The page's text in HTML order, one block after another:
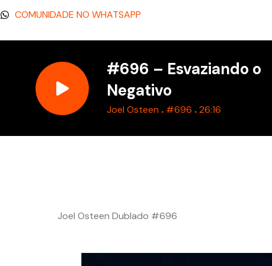
COMUNIDADE NO WHATSAPP
#696 – Esvaziando o
Negativo
Joel Osteen . #696 .26:16
Joel Osteen Dublado #696